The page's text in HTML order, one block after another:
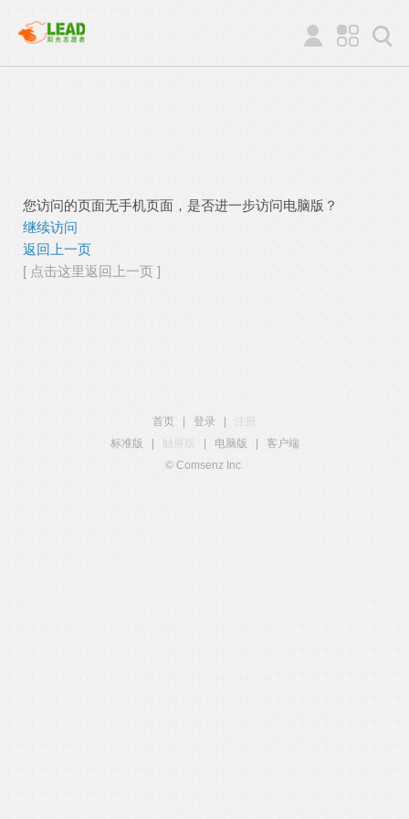
您访问的页面无手机页面，是否进一步访问电脑版？
继续访问
返回上一页
[ 点击这里返回上一页 ]
首页 登录
注册
标准版
触屏版 电脑版
客户端
© Comsenz Inc.